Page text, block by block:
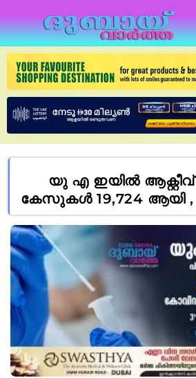
യു എ ഇയിൽ
കേസുകൾ 19,724 ആയി